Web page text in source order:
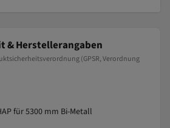
& Herstellerangaben
(GPSR, Verordnung
für 5300 mm Bi-Metall